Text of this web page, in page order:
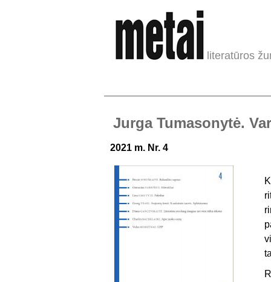
literatūros
Jurga Tumasonytė.
2021 m. Nr. 4